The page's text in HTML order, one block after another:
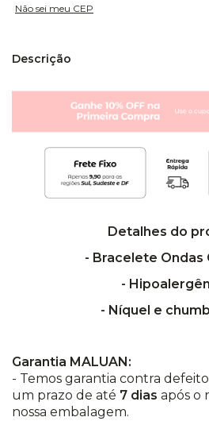
Não sei meu CEP
Descrição
Detalhes do
- Bracelete Ondas
-
- Níquel e
Garantia MALUAN:
- Temos garantia contra
um prazo de até 7 dias após o
nossa embalagem.